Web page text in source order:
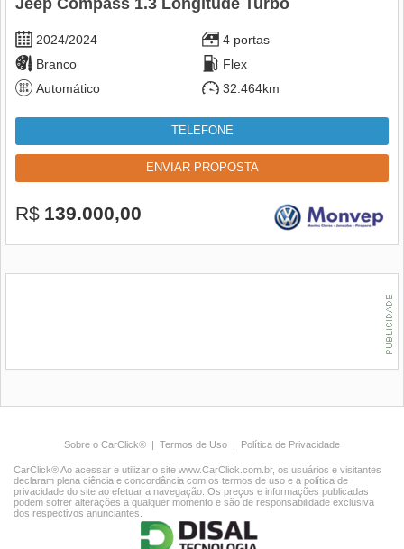
Jeep Compass 1.3 Longitude Turbo
2024/2024
4 portas
Branco
Flex
Automático
32.464km
TELEFONE
ENVIAR PROPOSTA
R$ 139.000,00
Sobre o CarClick® Termos de Uso Política de Privacidade
CarClick® Ao acessar e utilizar o site www.CarClick.com.br, os usuários e visitantes
declaram plena ciência e concordância com os termos de uso e a política de
privacidade do site ao efetuar a navegação. Os preços e informações publicadas
podem sofrer alterações a qualquer momento e são de responsabilidade exclusiva
dos respectivos anunciantes.